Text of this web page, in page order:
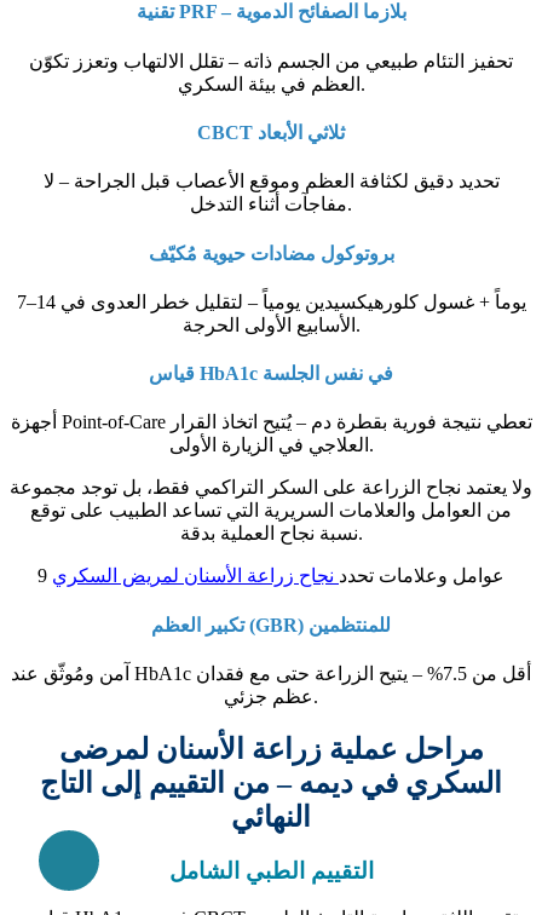
تقنية PRF – بلازما الصفائح الدموية
تحفيز التئام طبيعي من الجسم ذاته – تقلل الالتهاب وتعزز تكوّن
العظم في بيئة السكري.
CBCT ثلاثي الأبعاد
تحديد دقيق لكثافة العظم وموقع الأعصاب قبل الجراحة – لا
مفاجآت أثناء التدخل.
بروتوكول مضادات حيوية مُكيّف
7–14 يوماً + غسول كلورهيكسيدين يومياً – لتقليل خطر العدوى في
الأسابيع الأولى الحرجة.
قياس HbA1c في نفس الجلسة
أجهزة Point-of-Care تعطي نتيجة فورية بقطرة دم – يُتيح اتخاذ القرار
العلاجي في الزيارة الأولى.
ولا يعتمد نجاح الزراعة على السكر التراكمي فقط، بل توجد مجموعة
من العوامل والعلامات السريرية التي تساعد الطبيب على توقع
نسبة نجاح العملية بدقة.
9 عوامل وعلامات تحدد نجاح زراعة الأسنان لمريض السكري
تكبير العظم (GBR) للمنتظمين
آمن ومُوثّق عند HbA1c أقل من 7.5% – يتيح الزراعة حتى مع فقدان
عظم جزئي.
مراحل عملية زراعة الأسنان لمرضى
السكري في ديمه – من التقييم إلى التاج
النهائي
التقييم الطبي الشامل